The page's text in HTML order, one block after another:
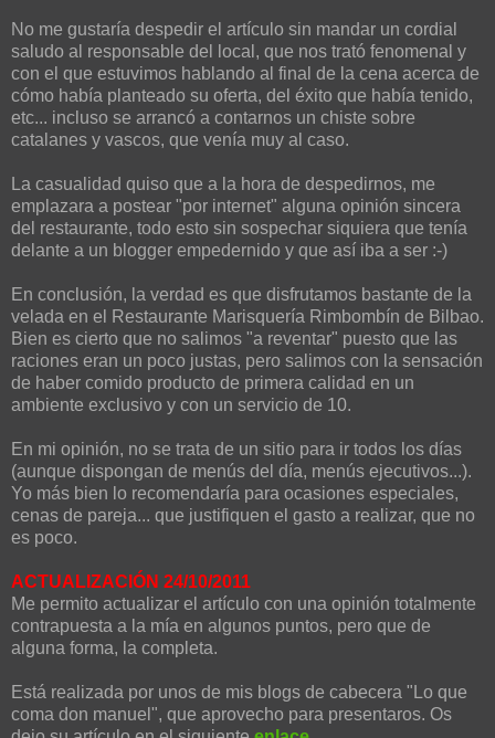
No me gustaría despedir el artículo sin mandar un cordial
saludo al responsable del local, que nos trató fenomenal y
con el que estuvimos hablando al final de la cena acerca de
cómo había planteado su oferta, del éxito que había tenido,
etc... incluso se arrancó a contarnos un chiste sobre
catalanes y vascos, que venía muy al caso.
La casualidad quiso que a la hora de despedirnos, me
emplazara a postear "por internet" alguna opinión sincera
del restaurante, todo esto sin sospechar siquiera que tenía
delante a un blogger empedernido y que así iba a ser :-)
En conclusión, la verdad es que disfrutamos bastante de la
velada en el Restaurante Marisquería Rimbombín de Bilbao.
Bien es cierto que no salimos "a reventar" puesto que las
raciones eran un poco justas, pero salimos con la sensación
de haber comido producto de primera calidad en un
ambiente exclusivo y con un servicio de 10.
En mi opinión, no se trata de un sitio para ir todos los días
(aunque dispongan de menús del día, menús ejecutivos...).
Yo más bien lo recomendaría para ocasiones especiales,
cenas de pareja... que justifiquen el gasto a realizar, que no
es poco.
ACTUALIZACIÓN 24/10/2011
Me permito actualizar el artículo con una opinión totalmente
contrapuesta a la mía en algunos puntos, pero que de
alguna forma, la completa.
Está realizada por unos de mis blogs de cabecera "Lo que
coma don manuel", que aprovecho para presentaros. Os